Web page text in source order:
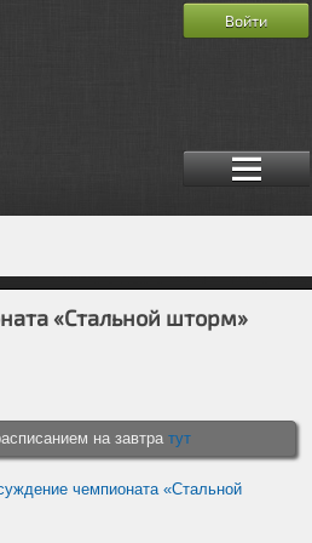
Войти
«Стальной шторм»
на завтратут
чемпионата «Стальной